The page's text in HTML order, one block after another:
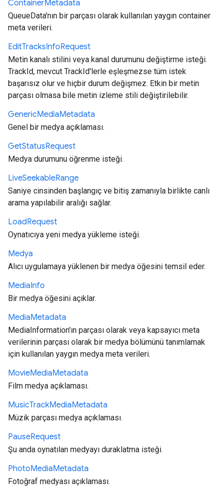
ContainerMetadata
QueueData'nın bir parçası olarak kullanılan yaygın container
meta verileri.
EditTracksInfoRequest
Metin kanalı stilini veya kanal durumunu değiştirme isteği.
TrackId, mevcut TrackId'lerle eşleşmezse tüm istek
başarısız olur ve hiçbir durum değişmez. Etkin bir metin
parçası olmasa bile metin izleme stili değiştirilebilir.
GenericMediaMetadata
Genel bir medya açıklaması.
GetStatusRequest
Medya durumunu öğrenme isteği.
LiveSeekableRange
Saniye cinsinden başlangıç ve bitiş zamanıyla birlikte canlı
arama yapılabilir aralığı sağlar.
LoadRequest
Oynatıcıya yeni medya yükleme isteği.
Medya
Alıcı uygulamaya yüklenen bir medya öğesini temsil eder.
MediaInfo
Bir medya öğesini açıklar.
MediaMetadata
MediaInformation'ın parçası olarak veya kapsayıcı meta
verilerinin parçası olarak bir medya bölümünü tanımlamak
için kullanılan yaygın medya meta verileri.
MovieMediaMetadata
Film medya açıklaması.
MusicTrackMediaMetadata
Müzik parçası medya açıklaması.
PauseRequest
Şu anda oynatılan medyayı duraklatma isteği.
PhotoMediaMetadata
Fotoğraf medyası açıklaması.